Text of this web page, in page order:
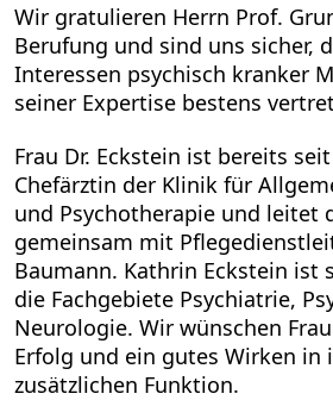
Wir gratulieren Herrn Prof.
Berufung und sind uns sicher,
Interessen psychisch kranker
seiner Expertise bestens
Frau Dr. Eckstein ist bereits
Chefärztin der Klinik für
und Psychotherapie und leitet
gemeinsam mit
Baumann. Kathrin Eckstein ist
die Fachgebiete Psychiatrie,
Neurologie. Wir wünschen
Erfolg und ein gutes Wirken in
zusätzlichen Funktion.